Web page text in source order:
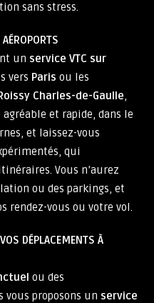
sans stress.
un service VTC sur
vers Paris ou les
Charles-de-Gaulle,
et rapide, dans le
et laissez-vous
qui
Vous n’aurez
ou des parkings, et
rendez-vous ou votre vol.
DÉPLACEMENTS À
ou des
vous proposons un service